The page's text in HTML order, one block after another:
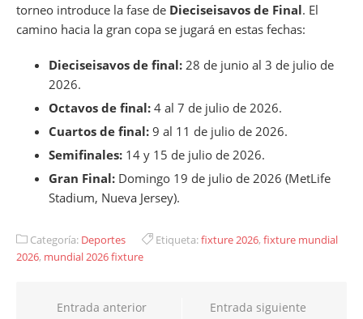
torneo introduce la fase de Dieciseisavos de Final. El
camino hacia la gran copa se jugará en estas fechas:
Dieciseisavos de final: 28 de junio al 3 de julio de
2026.
Octavos de final: 4 al 7 de julio de 2026.
Cuartos de final: 9 al 11 de julio de 2026.
Semifinales: 14 y 15 de julio de 2026.
Gran Final: Domingo 19 de julio de 2026 (MetLife
Stadium, Nueva Jersey).
Categoría: Deportes Etiqueta:fixture 2026, fixture mundial
2026, mundial 2026 fixture
Navegación
Entrada anterior Entrada siguiente